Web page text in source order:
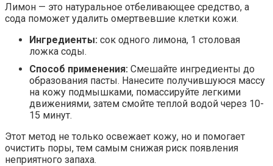
Лимон — это натуральное отбеливающее средство, а
сода поможет удалить омертвевшие клетки кожи.
Ингредиенты: сок одного лимона, 1 столовая
ложка соды.
Способ применения: Смешайте ингредиенты до
образования пасты. Нанесите получившуюся массу
на кожу подмышками, помассируйте легкими
движениями, затем смойте теплой водой через 10-
15 минут.
Этот метод не только освежает кожу, но и помогает
очистить поры, тем самым снижая риск появления
неприятного запаха.